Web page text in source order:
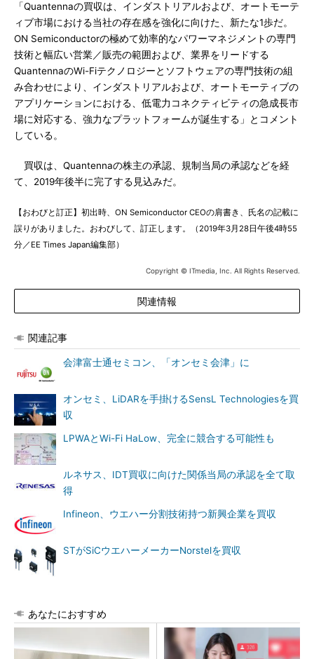
「Quantennaの買収は、インダストリアルおよび、オートモーテ
ィブ市場における当社の存在感を強化に向けた、新たな1歩だ。
ON Semiconductorの極めて効率的なパワーマネジメントの専門
技術と幅広い営業／販売の範囲および、業界をリードする
QuantennaのWi-Fiテクノロジーとソフトウェアの専門技術の組
み合わせにより、インダストリアルおよび、オートモーティブの
アプリケーションにおける、低電力コネクティビティの急成長市
場に対応する、強力なプラットフォームが誕生する」とコメント
している。
買収は、Quantennaの株主の承認、規制当局の承認などを経
て、2019年後半に完了する見込みだ。
【おわびと訂正】初出時、ON Semiconductor CEOの肩書き、氏名の記載に
誤りがありました。おわびして、訂正します。（2019年3月28日午後4時55
分／EE Times Japan編集部）
Copyright © ITmedia, Inc. All Rights Reserved.
関連情報
関連記事
会津富士通セミコン、「オンセミ会津」に
オンセミ、LiDARを手掛けるSensL Technologiesを買
収
LPWAとWi-Fi HaLow、完全に競合する可能性も
ルネサス、IDT買収に向けた関係当局の承認を全て取
得
Infineon、ウエハー分割技術持つ新興企業を買収
STがSiCウエハーメーカーNorstelを買収
あなたにおすすめ